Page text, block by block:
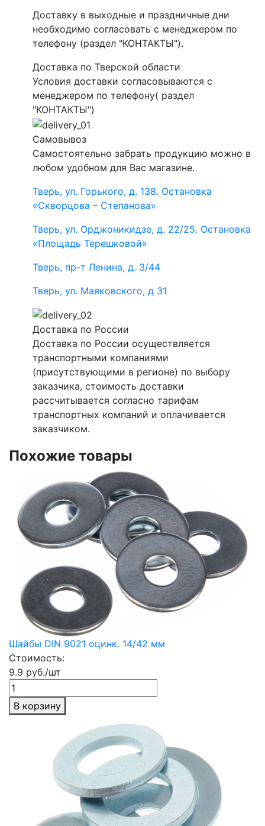
Доставку в выходные и праздничные дни
необходимо согласовать с менеджером по
телефону (раздел "КОНТАКТЫ").
Доставка по Тверской области
Условия доставки согласовываются с
менеджером по телефону( раздел
"КОНТАКТЫ")
Самовывоз
Самостоятельно забрать продукцию можно в
любом удобном для Вас магазине.
Тверь, ул. Горького, д. 138. Остановка
«Скворцова – Степанова»
Тверь, ул. Орджоникидзе, д. 22/25. Остановка
«Площадь Терешковой»
Тверь, пр-т Ленина, д. 3/44
Тверь, ул. Маяковского, д 31
Доставка по России
Доставка по России осуществляется
транспортными компаниями
(присутствующими в регионе) по выбору
заказчика, стоимость доставки
рассчитывается согласно тарифам
транспортных компаний и оплачивается
заказчиком.
Похожие товары
Шайбы DIN 9021 оцинк. 14/42 мм
Стоимость:
9.9 руб./шт
В корзину